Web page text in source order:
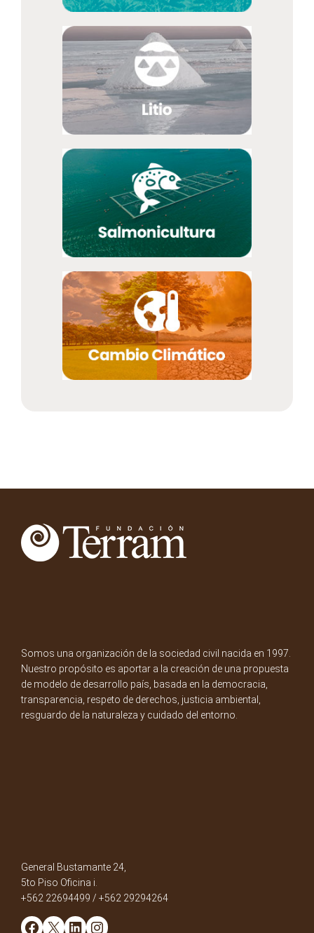
Somos una organización de la sociedad civil nacida en 1997.
Nuestro propósito es aportar a la creación de una propuesta
de modelo de desarrollo país, basada en la democracia,
transparencia, respeto de derechos, justicia ambiental,
resguardo de la naturaleza y cuidado del entorno.
General Bustamante 24,
5to Piso Oficina i.
+562 22694499 / +562 29294264